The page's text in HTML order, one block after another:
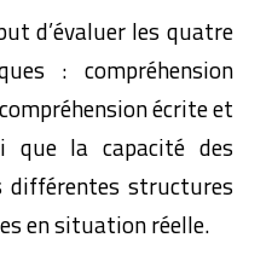
d’évaluer les quatre
: compréhension
écrite et
que la capacité des
structures
en situation réelle.